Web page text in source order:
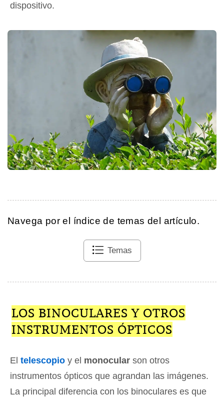
dispositivo.
Navega por el índice de temas del artículo.
Temas
LOS BINOCULARES Y OTROS
INSTRUMENTOS ÓPTICOS
El telescopio y el monocular son otros
instrumentos ópticos que agrandan las imágenes.
La principal diferencia con los binoculares es que